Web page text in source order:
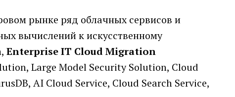
рынке ряд облачных сервисов и
вычислений к искусственному
Enterprise IT Cloud Migration
Large Model Security Solution, Cloud
AI Cloud Service, Cloud Search Service,